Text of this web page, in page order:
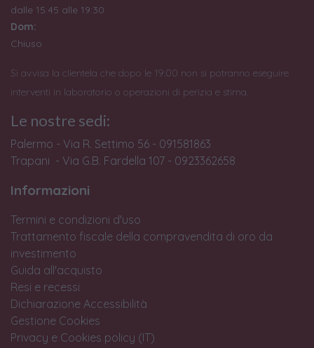
dalle 15:45 alle 19:30
Dom:
Chiuso
Si avvisa la clientela che dopo le 19:00 non si potranno eseguire
interventi in laboratorio o operazioni di perizia e stima.
Le nostre sedi:
Palermo - Via R. Settimo 56 - 091581863
Trapani - Via G.B. Fardella 107 - 0923362658
Informazioni
Termini e condizioni d'uso
Trattamento fiscale della compravendita di oro da
investimento
Guida all'acquisto
Resi e recessi
Dichiarazione Accessibilità
Gestione Cookies
Privacy e Cookies policy (IT)